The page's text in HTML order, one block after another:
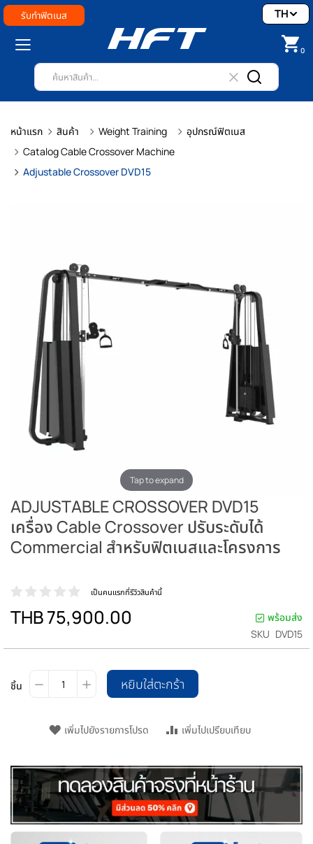
รับทำฟิตเนส
0
TH
หน้าแรก สินค้า Weight Training
อุปกรณ์ฟิตเนส
Catalog Cable Crossover Machine
Adjustable Crossover DVD15
Tap to expand
ADJUSTABLE CROSSOVER DVD15
เครื่อง Cable Crossover ปรับระดับได้
Commercial สำหรับฟิตเนสและโครงการ
เป็นคนแรกที่รีวิวสินค้านี้
THB 75,900.00
พร้อมส่ง
SKU DVD15
ชิ้น หยิบใส่ตะกร้า
เพิ่มไปยังรายการโปรด เพิ่มไปเปรียบเทียบ